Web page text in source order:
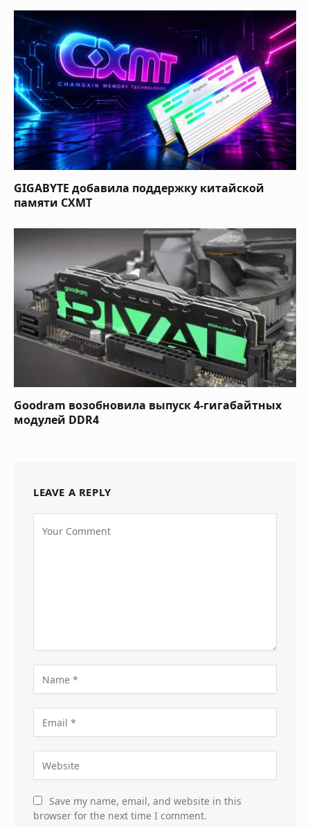
GIGABYTE добавила поддержку китайской
памяти CXMT
Goodram возобновила выпуск 4-гигабайтных
модулей DDR4
LEAVE A REPLY
Save my name, email, and website in this
browser for the next time I comment.